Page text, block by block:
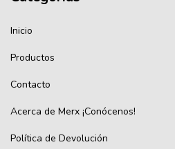
Inicio
Productos
Contacto
Acerca de Merx ¡Conócenos!
Política de Devolución